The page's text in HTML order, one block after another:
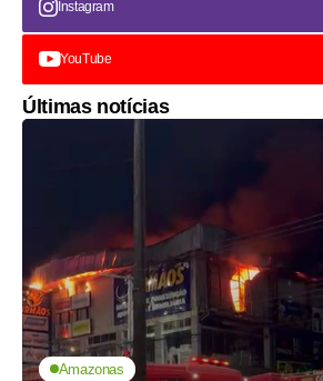
Instagram
YouTube
Últimas notícias
Amazonas